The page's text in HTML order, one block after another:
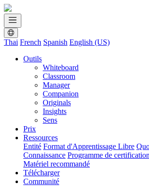
Thai French Spanish English (US)
Outils
Whiteboard
Classroom
Manager
Companion
Originals
Insights
Sens
Prix
Ressources
Entité Format d'Apprentissage Libre
Connaissance Programme de
Matériel recommandé
Télécharger
Communité